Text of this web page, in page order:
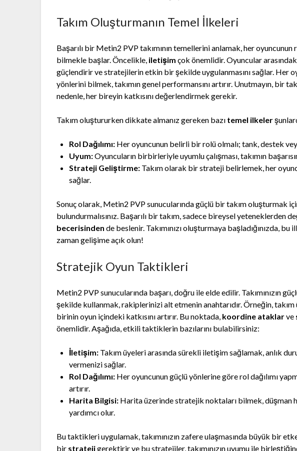
Takım Oluşturmanın Temel İlkeleri
Başarılı bir Metin2 PVP takımının temellerini anlamak, her
bilmekle başlar. Öncelikle, iletişim çok önemlidir. Oyuncular
güçlendirir ve stratejilerin etkin bir şekilde uygulanmasını sağlar. Her
yönlerini bilmek, takımın genel performansını artırır. Unutmayın, bir
nedenle, her bireyin katkısını değerlendirmek gerekir.
Takım oluştururken dikkate almanız gereken bazı temel ilkeler
Rol Dağılımı: Her oyuncunun belirli bir rolü olmalı; tank, destek
Uyum:Oyuncuların birbirleriyle uyumlu çalışması, takımın
Strateji Geliştirme: Takım olarak bir strateji belirlemek, her
sağlar.
Sonuç olarak, Metin2 PVP sunucularında güçlü bir takım oluşturmak
bulundurmalısınız. Başarılı bir takım, sadece bireysel yeteneklerden
becerisinden de beslenir. Takımınızı oluşturmaya başladığınızda,
zaman gelişime açık olun!
Stratejik Oyun Taktikleri
Metin2 PVP sunucularında başarı, doğru ile elde edilir. Takımınızın
şekilde kullanmak, rakiplerinizi alt etmenin anahtarıdır. Örneğin,
birinin oyun içindeki katkısını artırır. Bu noktada, koordine ataklarve
önemlidir. Aşağıda, etkili taktiklerin bazılarını bulabilirsiniz:
İletişim: Takım üyeleri arasında sürekli iletişim sağlamak, anlık
vermenizi sağlar.
Rol Dağılımı: Her oyuncunun güçlü yönlerine göre rol dağılımı
artırır.
Harita Bilgisi: Harita üzerinde stratejik noktaları bilmek, düşman
yardımcı olur.
Bu taktikleri uygulamak, takımınızın zafere ulaşmasında büyük bir
bir stratejigerektirir ve bu stratejiler, takımınızın uyumu ile